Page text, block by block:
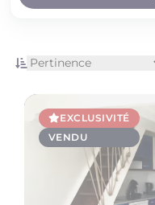
EXCLUSIVITÉ
VENDU